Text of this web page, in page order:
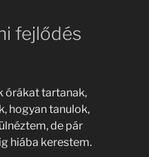
fejlődés
órákat tartanak,
hogyan tanulok,
de pár
hiába kerestem.